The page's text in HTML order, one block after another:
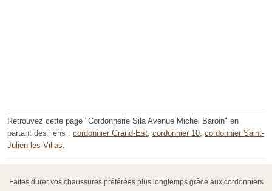
Retrouvez cette page "Cordonnerie Sila Avenue Michel Baroin" en
partant des liens : cordonnier Grand-Est, cordonnier 10, cordonnier Saint-
Julien-les-Villas.
Faites durer vos chaussures préférées plus longtemps grâce aux cordonniers